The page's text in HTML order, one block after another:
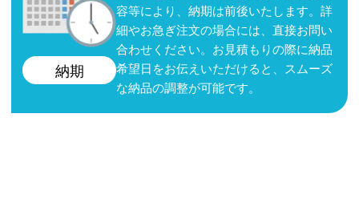
納期
容等により、納期は前後いたします。詳
細やお急ぎ注文の場合には、直接お問い
合わせください。お見積もりの際に納品
希望日をお伝えいただけると、スムーズ
な納品の調整が可能です。